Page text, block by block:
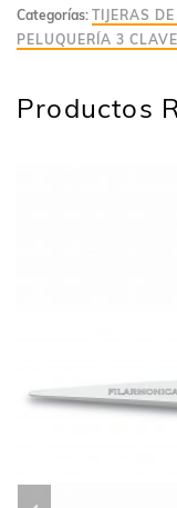
Categorías: TIJERAS
PELUQUERÍA 3
Productos